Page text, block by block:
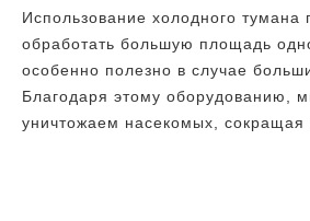
Использование холодного тумана
обработать большую площадь
особенно полезно в случае
Благодаря этому оборудованию,
уничтожаем насекомых, сокращая